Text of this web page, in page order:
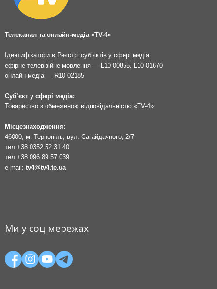
Телеканал та онлайн-медіа «TV-4»
Ідентифікатори в Реєстрі суб’єктів у сфері медіа:
ефірне телевізійне мовлення — L10-00855, L10-01670
онлайн-медіа — R10-02185
Суб’єкт у сфері медіа:
Товариство з обмеженою відповідальністю «TV-4»
Місцезнаходження:
46000, м. Тернопіль, вул. Сагайдачного, 2/7
тел.+38 0352 52 31 40
тел.+38 096 89 57 039
e-mail: tv4@tv4.te.ua
Ми у соц мережах